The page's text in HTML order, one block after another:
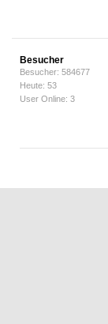
Besucher
Besucher: 584677
Heute: 53
User Online: 3